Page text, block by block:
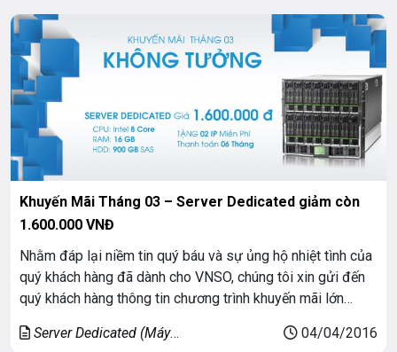
Khuyến Mãi Tháng 03 – Server Dedicated giảm còn
1.600.000 VNĐ
Nhằm đáp lại niềm tin quý báu và sự ủng hộ nhiệt tình của
quý khách hàng đã dành cho VNSO, chúng tôi xin gửi đến
quý khách hàng thông tin chương trình khuyến mãi lớn
đăng ký mới hoặc gia hạn […]
Server Dedicated (Máy
04/04/2016